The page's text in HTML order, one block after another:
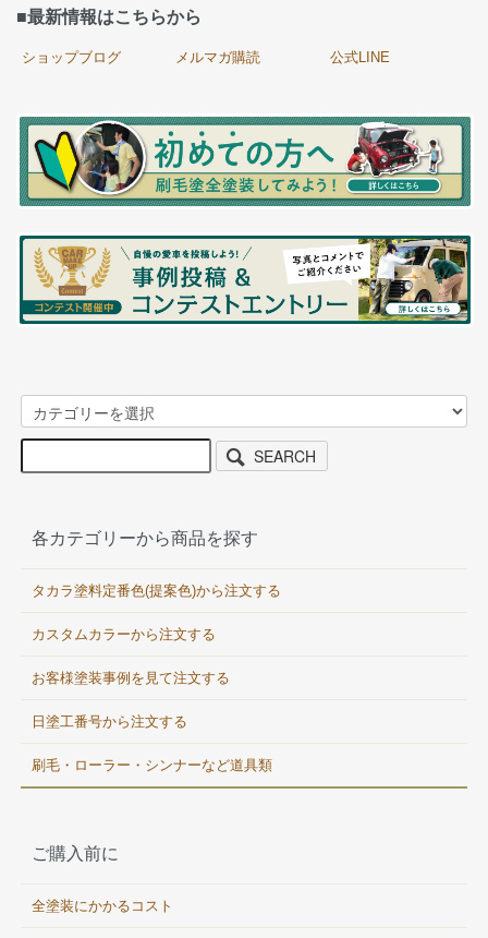
■最新情報はこちらから
ショップブログ メルマガ購読 公式LINE
SEARCH
各カテゴリーから商品を探す
タカラ塗料定番色(提案色)から注文する
カスタムカラーから注文する
お客様塗装事例を見て注文する
日塗工番号から注文する
刷毛・ローラー・シンナーなど道具類
ご購入前に
全塗装にかかるコスト